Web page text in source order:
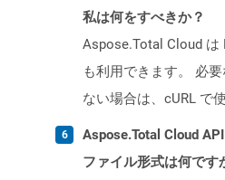
私は何をすべきか？
Aspose.Total Cloud は
も利用できます。 必
ない場合は、cURL で
Aspose.Total Cloud
ファイル形式は何です